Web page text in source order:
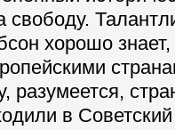
свободу.
хорошо
разумеется,
в